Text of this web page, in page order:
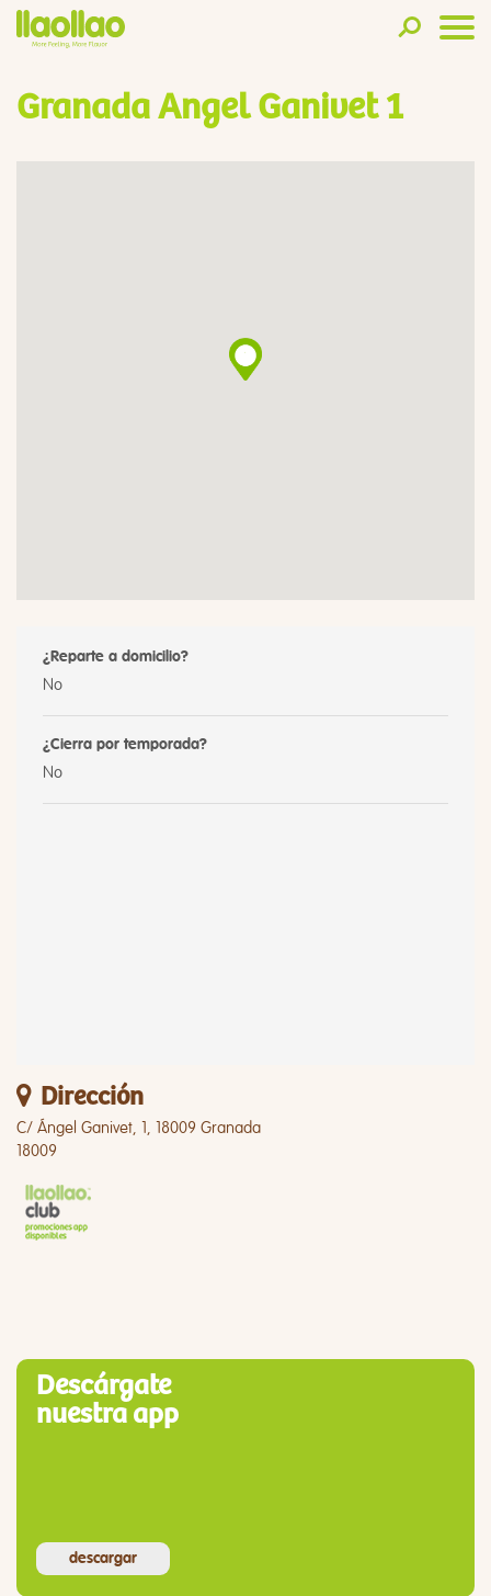
Granada Angel Ganivet 1
¿Reparte a domicilio?
No
¿Cierra por temporada?
No
Dirección
C/ Ángel Ganivet, 1, 18009 Granada
18009
Descárgate
nuestra app
descargar